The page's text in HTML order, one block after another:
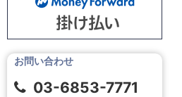
お問い合わせ
03-6853-7771